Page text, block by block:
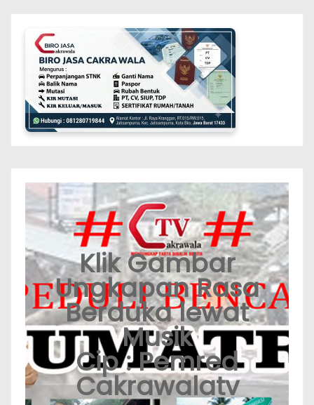
Klik Gambar
Ungkapan Rasa
Berduka lewat
Musik
Cip : Pemred
Cakrawalatv